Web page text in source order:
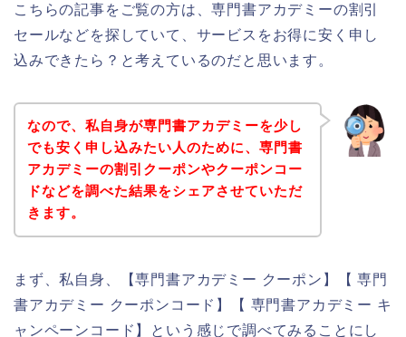
こちらの記事をご覧の方は、専門書アカデミーの割引
セールなどを探していて、サービスをお得に安く申し
込みできたら？と考えているのだと思います。
なので、私自身が専門書アカデミーを少し
でも安く申し込みたい人のために、専門書
アカデミーの割引クーポンやクーポンコー
ドなどを調べた結果をシェアさせていただ
きます。
まず、私自身、【専門書アカデミー クーポン】【 専門
書アカデミー クーポンコード】【 専門書アカデミー キ
ャンペーンコード】という感じで調べてみることにし